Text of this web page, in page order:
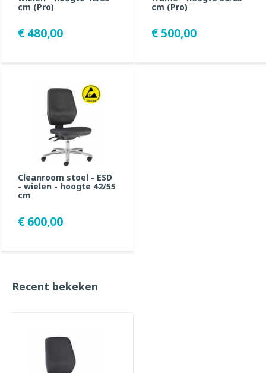
cm (Pro)
€ 480,00
cm (Pro)
€ 500,00
Cleanroom stoel - ESD
- wielen - hoogte 42/55
cm
€ 600,00
Recent bekeken